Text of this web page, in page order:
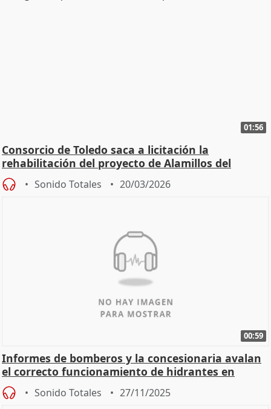
01:56
Consorcio de Toledo saca a licitación la
rehabilitación del proyecto de Alamillos del
Tránsito
Sonido Totales 20/03/2026
00:59
Informes de bomberos y la concesionaria avalan
el correcto funcionamiento de hidrantes en
Mérida
Sonido Totales 27/11/2025